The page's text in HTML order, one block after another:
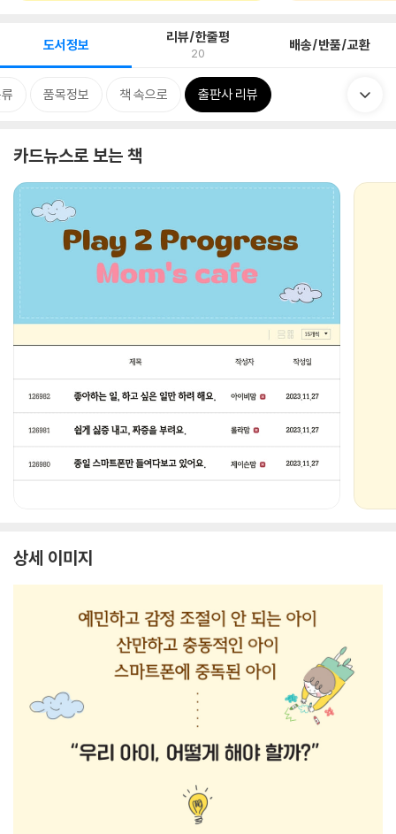
도서정보 리뷰/한줄평
20 배송/반품/교환
품목정보 책 속으로 출판사 리뷰
카드뉴스로 보는 책
상세 이미지